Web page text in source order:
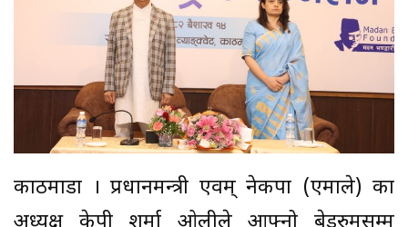
काठमाडौँ । प्रधानमन्त्री एवम् नेकपा (एमाले) का